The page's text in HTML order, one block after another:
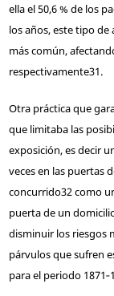
ella el 50,6 % de los
los años, este tipo
más común,
respectivamente31.
Otra práctica que
que limitaba las
exposición, es decir
veces en las puertas
concurrido32como
puerta de un
disminuir los riesgos
párvulos que sufren
para el periodo